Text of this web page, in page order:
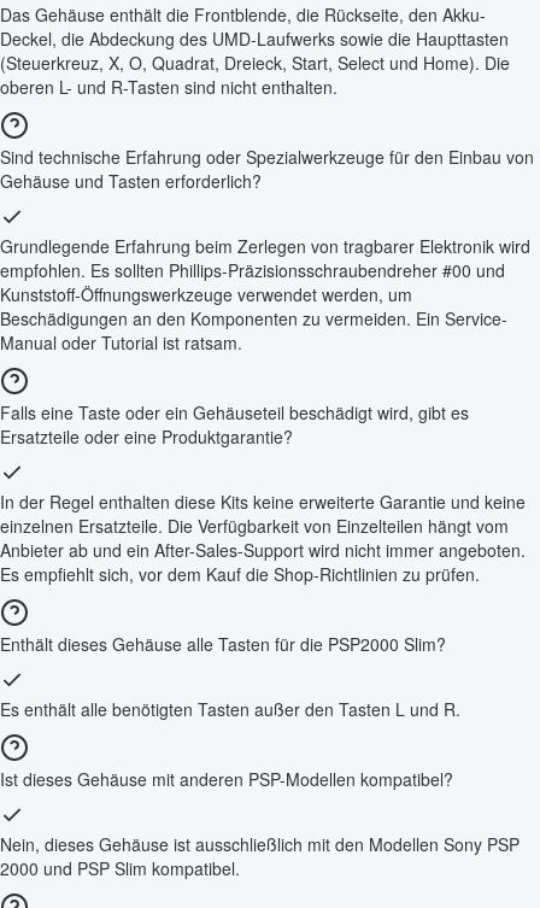
Das Gehäuse enthält die Frontblende, die Rückseite, den Akku-
Deckel, die Abdeckung des UMD-Laufwerks sowie die Haupttasten
(Steuerkreuz, X, O, Quadrat, Dreieck, Start, Select und Home). Die
oberen L- und R-Tasten sind nicht enthalten.
Sind technische Erfahrung oder Spezialwerkzeuge für den Einbau von
Gehäuse und Tasten erforderlich?
Grundlegende Erfahrung beim Zerlegen von tragbarer Elektronik wird
empfohlen. Es sollten Phillips-Präzisionsschraubendreher #00 und
Kunststoff-Öffnungswerkzeuge verwendet werden, um
Beschädigungen an den Komponenten zu vermeiden. Ein Service-
Manual oder Tutorial ist ratsam.
Falls eine Taste oder ein Gehäuseteil beschädigt wird, gibt es
Ersatzteile oder eine Produktgarantie?
In der Regel enthalten diese Kits keine erweiterte Garantie und keine
einzelnen Ersatzteile. Die Verfügbarkeit von Einzelteilen hängt vom
Anbieter ab und ein After-Sales-Support wird nicht immer angeboten.
Es empfiehlt sich, vor dem Kauf die Shop-Richtlinien zu prüfen.
Enthält dieses Gehäuse alle Tasten für die PSP2000 Slim?
Es enthält alle benötigten Tasten außer den Tasten L und R.
Ist dieses Gehäuse mit anderen PSP-Modellen kompatibel?
Nein, dieses Gehäuse ist ausschließlich mit den Modellen Sony PSP
2000 und PSP Slim kompatibel.